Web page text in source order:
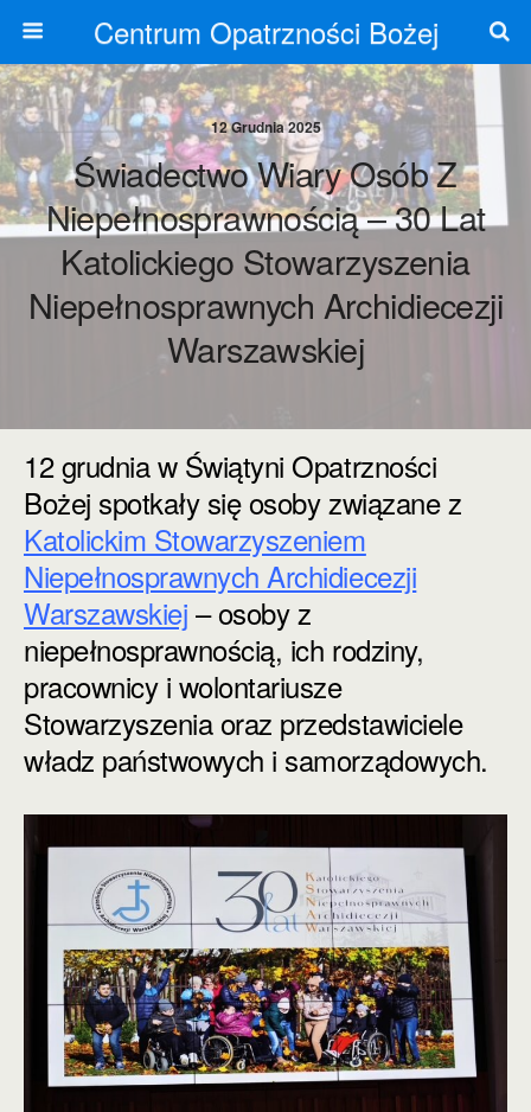
Centrum Opatrzności Bożej
12 Grudnia 2025
Świadectwo Wiary Osób Z
Niepełnosprawnością – 30 Lat
Katolickiego Stowarzyszenia
Niepełnosprawnych Archidiecezji
Warszawskiej
12 grudnia w Świątyni Opatrzności
Bożej spotkały się osoby związane z
Katolickim Stowarzyszeniem
Niepełnosprawnych Archidiecezji
Warszawskiej – osoby z
niepełnosprawnością, ich rodziny,
pracownicy i wolontariusze
Stowarzyszenia oraz przedstawiciele
władz państwowych i samorządowych.